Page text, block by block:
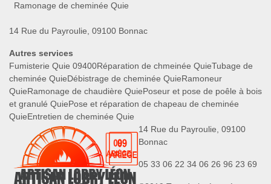
Ramonage de cheminée Quie
14 Rue du Payroulie, 09100 Bonnac
Autres services
Fumisterie Quie 09400Réparation de chmeinée QuieTubage de
cheminée QuieDébistrage de cheminée QuieRamoneur
QuieRamonage de chaudière QuiePoseur et pose de poêle à bois
et granulé QuiePose et réparation de chapeau de cheminée
QuieEntretien de cheminée Quie
14 Rue du Payroulie, 09100
Bonnac
05 33 06 22 34 06 26 96 23 69